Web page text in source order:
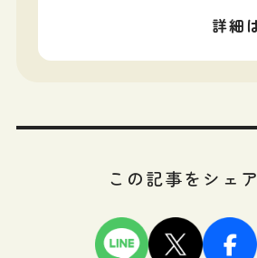
詳細
この記事をシェ